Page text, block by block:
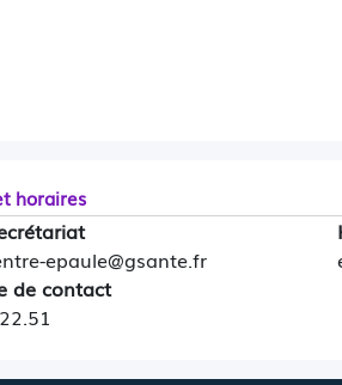
horaires
epaule@gsante.fr
de contact